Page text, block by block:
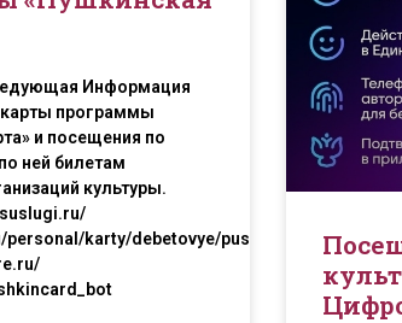
Информация
программы
и посещения по
ней билетам
культуры.
personal/karty/debetovye/pushkinskaya_karta/